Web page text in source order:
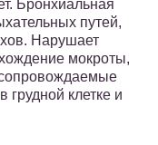
Бронхиальная
путей,
Нарушает
мокроты,
грудной клетке и